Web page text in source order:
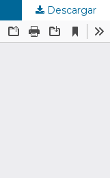
Descargar